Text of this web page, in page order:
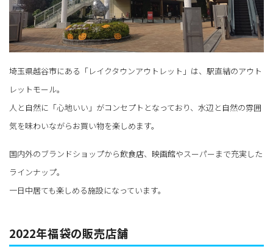
埼玉県越谷市にある「レイクタウンアウトレット」は、駅直結のアウト
レットモール。
人と自然に「心地いい」がコンセプトとなっており、水辺と自然の雰囲
気を味わいながらお買い物を楽しめます。
国内外のブランドショップから飲食店、映画館やスーパーまで充実した
ラインナップ。
一日中居ても楽しめる施設になっています。
2022年福袋の販売店舗